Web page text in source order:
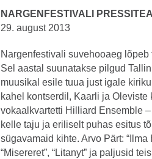
NARGENFESTIVALI
29. august 2013
Nargenfestivali suvehooaeg
Sel aastal suunatakse pilgud
muusikal esile tuua just igale
kahel kontserdil, Kaarli ja
vokaalkvartetti Hilliard Ensemble
kelle taju ja eriliselt puhas esitus
sügavamaid kihte. Arvo Pärt:
“Misereret”, “Litanyt” ja paljusid